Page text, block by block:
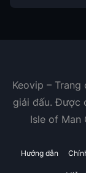
Keovip –
giải đấu. Được
Isle of Man
Hướng dẫn